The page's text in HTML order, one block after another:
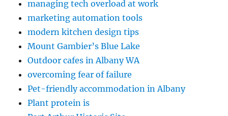
managing tech overload at work
marketing automation tools
modern kitchen design tips
Mount Gambier’s Blue Lake
Outdoor cafes in Albany WA
overcoming fear of failure
Pet-friendly accommodation in Albany
Plant protein is